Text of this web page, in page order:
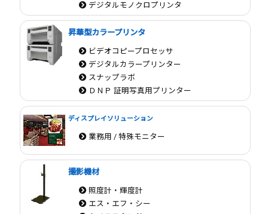
デジタルモノクロプリンタ
昇華型カラープリンタ
ビデオコピープロセッサ
デジタルカラープリンター
スナップラボ
ＤＮＰ 証明写真用プリンター
ディスプレイソリューション
業務用 / 特殊モニター
撮影機材
照度計・輝度計
エス・エフ・シー